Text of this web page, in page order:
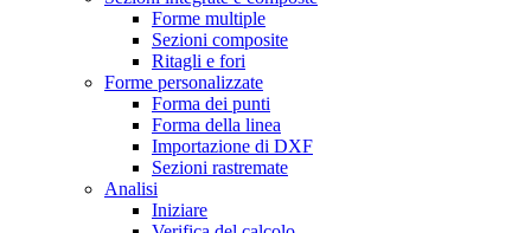
Forme multiple
Sezioni composite
Ritagli e fori
Forme personalizzate
Forma dei punti
Forma della linea
Importazione di DXF
Sezioni rastremate
Analisi
Iniziare